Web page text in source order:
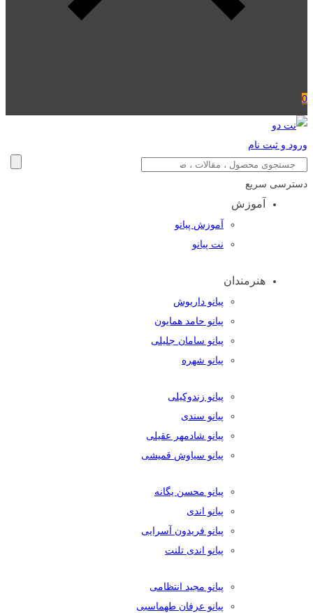
0
ورود و ثبت نام
دسترسی سریع
آموزش
آموزش پیانو
نت پیانو
هنرمندان
پیانو داریوش
پیانو حامد همایون
پیانو سامان جلیلی
پیانو شهره
پیانو زندوکیلی
پیانو سندی
پیانو شادمهر عقیلی
پیانو سیاوش قمیشی
پیانو محسن یگانه
پیانو اندی
پیانو فریدون آسرایی
پیانو اندی تلنت
پیانو مجید انتظامی
پیانو عرفان طهماسبی